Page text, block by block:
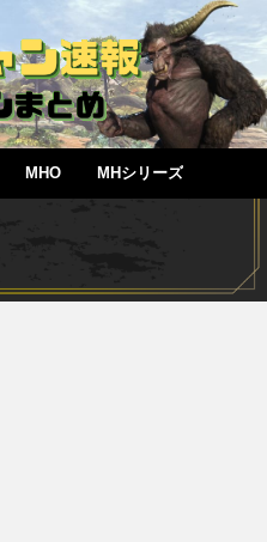
MHO MHシリーズ